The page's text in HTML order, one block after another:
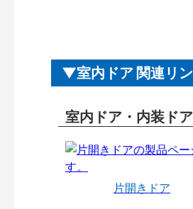
室内ドア 関連リ
室内ドア・内装ド
片開きドア